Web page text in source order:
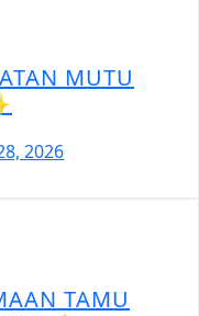
MUTU
2026
TAMU